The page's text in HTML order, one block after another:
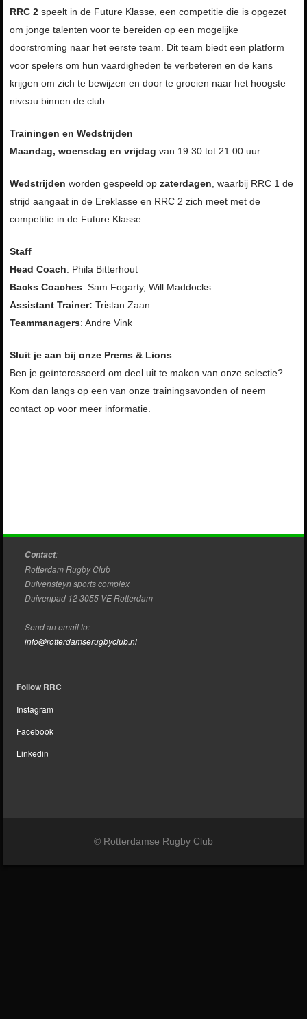
RRC 2 speelt in de Future Klasse, een competitie die is opgezet
om jonge talenten voor te bereiden op een mogelijke
doorstroming naar het eerste team. Dit team biedt een platform
voor spelers om hun vaardigheden te verbeteren en de kans
krijgen om zich te bewijzen en door te groeien naar het hoogste
niveau binnen de club.
Trainingen en Wedstrijden
Maandag, woensdag en vrijdag van 19:30 tot 21:00 uur
Wedstrijden worden gespeeld opzaterdagen , waarbij RRC 1 de
strijd aangaat in de Ereklasse en RRC 2 zich meet met de
competitie in de Future Klasse.
Staff
Head Coach: Phila Bitterhout
Backs Coaches: Sam Fogarty, Will Maddocks
Assistant Trainer:Tristan Zaan
Teammanagers: Andre Vink
Sluit je aan bij onze Prems & Lions
Ben je geïnteresseerd om deel uit te maken van onze selectie?
Kom dan langs op een van onze trainingsavonden of neem
contact op voor meer informatie.
Contact:
Rotterdam Rugby Club
Duivensteyn sports complex
Duivenpad 12 3055 VE Rotterdam
Send an email to:
info@rotterdamserugbyclub.nl
Follow RRC
Instagram
Facebook
Linkedin
© Rotterdamse Rugby Club